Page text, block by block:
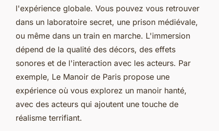
l'expérience globale. Vous pouvez vous retrouver
dans un laboratoire secret, une prison médiévale,
ou même dans un train en marche. L'immersion
dépend de la qualité des décors, des effets
sonores et de l'interaction avec les acteurs. Par
exemple, Le Manoir de Paris propose une
expérience où vous explorez un manoir hanté,
avec des acteurs qui ajoutent une touche de
réalisme terrifiant.